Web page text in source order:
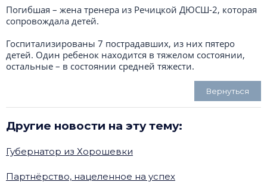
Погибшая – жена тренера из Речицкой ДЮСШ-2, которая
сопровождала детей.
Госпитализированы 7 пострадавших, из них пятеро
детей. Один ребенок находится в тяжелом состоянии,
остальные – в состоянии средней тяжести.
Вернуться
Другие новости на эту тему:
Губернатор из Хорошевки
Партнёрство, нацеленное на успех